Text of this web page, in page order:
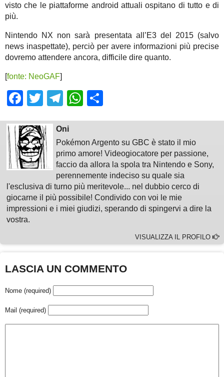
visto che le piattaforme android attuali ospitano di tutto e di
più.
Nintendo NX non sarà presentata all’E3 del 2015 (salvo
news inaspettate), perciò per avere informazioni più precise
dovremo attendere ancora, difficile dire quanto.
[fonte: NeoGAF]
Facebook
TwitterTelegram
WhatsApp
Oni
Pokémon Argento su GBC è stato il mio
primo amore! Videogiocatore per passione,
faccio da allora la spola tra Nintendo e Sony,
perennemente indeciso su quale sia
l'esclusiva di turno più meritevole... nel dubbio cerco di
giocarne il più possibile! Condivido con voi le mie
impressioni e i miei giudizi, sperando di spingervi a dire la
vostra.
VISUALIZZA IL PROFILO
LASCIA UN COMMENTO
Nome (required)
Mail (required)